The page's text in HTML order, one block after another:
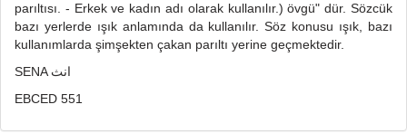
parıltısı. - Erkek ve kadın adı olarak kullanılır.) övgü" dür. Sözcük
bazı yerlerde ışık anlamında da kullanılır. Söz konusu ışık, bazı
kullanımlarda şimşekten çakan parıltı yerine geçmektedir.
SENA انث
EBCED 551